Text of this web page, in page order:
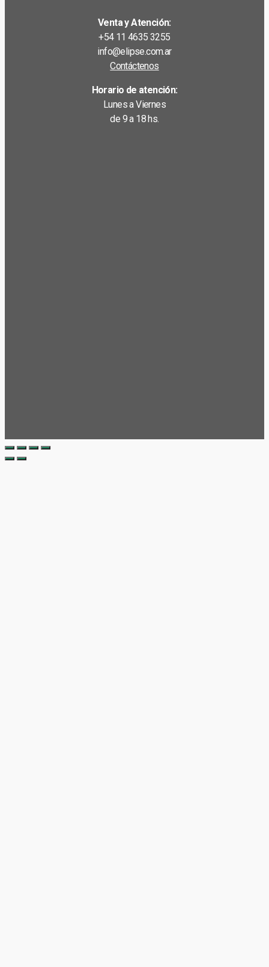
Venta y Atención:
+54 11 4635 3255
info@elipse.com.ar
Contáctenos
Horario de atención:
Lunes a Viernes
de 9 a 18 hs.